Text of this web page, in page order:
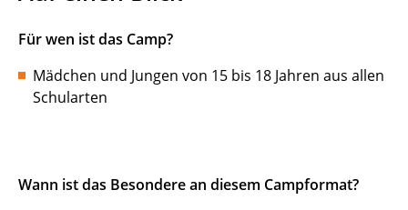
Für wen ist das Camp?
Mädchen und Jungen von 15 bis 18 Jahren aus allen
Schularten
Wann ist das Besondere an diesem Campformat?